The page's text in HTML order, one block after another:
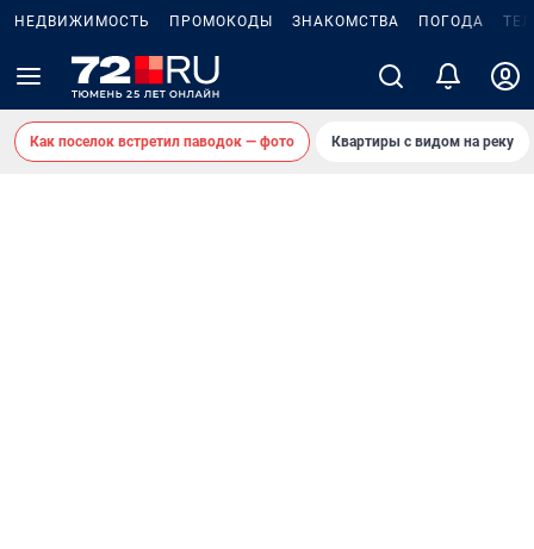
НЕДВИЖИМОСТЬ ПРОМОКОДЫ ЗНАКОМСТВА ПОГОДА
Как поселок встретил паводок — фото Квартиры с видом на реку